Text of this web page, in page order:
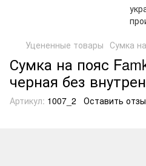
Уцененные товары Сумка
Сумка на пояс
черная без
Артикул: 1007_2 Оставить